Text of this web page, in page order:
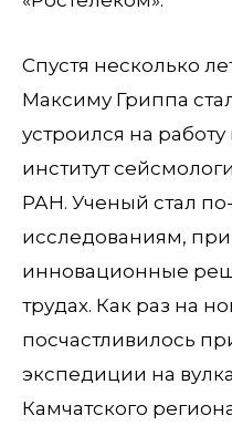
Спустя несколько
Максиму Гриппа
устроился на
институт
РАН. Ученый стал
исследованиям,
инновационные
трудах. Как раз на
посчастливилось
экспедиции на
Камчатского